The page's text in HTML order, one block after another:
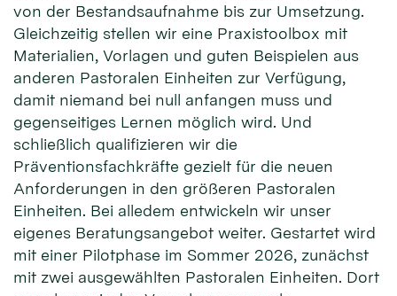
von der Bestandsaufnahme bis zur Umsetzung.
Gleichzeitig stellen wir eine Praxistoolbox mit
Materialien, Vorlagen und guten Beispielen aus
anderen Pastoralen Einheiten zur Verfügung,
damit niemand bei null anfangen muss und
gegenseitiges Lernen möglich wird. Und
schließlich qualifizieren wir die
Präventionsfachkräfte gezielt für die neuen
Anforderungen in den größeren Pastoralen
Einheiten. Bei alledem entwickeln wir unser
eigenes Beratungsangebot weiter. Gestartet wird
mit einer Pilotphase im Sommer 2026, zunächst
mit zwei ausgewählten Pastoralen Einheiten. Dort